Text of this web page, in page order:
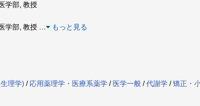
学部, 教授
学部, 教授 … もっと見る
理学) / 応用薬理学・医療系薬学 / 医学一般 /代謝学 /矯正・